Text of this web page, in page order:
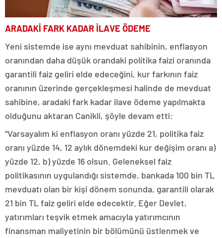
ARADAKİ FARK KADAR İLAVE ÖDEME
Yeni sistemde ise aynı mevduat sahibinin, enflasyon
oranından daha düşük orandaki politika faizi oranında
garantili faiz geliri elde edeceğini, kur farkının faiz
oranının üzerinde gerçekleşmesi halinde de mevduat
sahibine, aradaki fark kadar ilave ödeme yapılmakta
olduğunu aktaran Canikli, şöyle devam etti:
“Varsayalım ki enflasyon oranı yüzde 21, politika faiz
oranı yüzde 14, 12 aylık dönemdeki kur değişim oranı a)
yüzde 12, b) yüzde 16 olsun. Geleneksel faiz
politikasının uygulandığı sistemde, bankada 100 bin TL
mevduatı olan bir kişi dönem sonunda, garantili olarak
21 bin TL faiz geliri elde edecektir. Eğer Devlet,
yatırımları teşvik etmek amacıyla yatırımcının
finansman maliyetinin bir bölümünü üstlenmek ve